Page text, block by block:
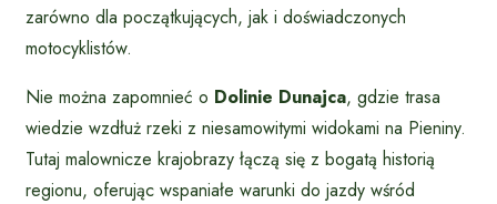
zarówno dla początkujących, jak i doświadczonych
motocyklistów.
Nie można zapomnieć o Dolinie Dunajca, gdzie trasa
wiedzie wzdłuż rzeki z niesamowitymi widokami na Pieniny.
Tutaj malownicze krajobrazy łączą się z bogatą historią
regionu, oferując wspaniałe warunki do jazdy wśród